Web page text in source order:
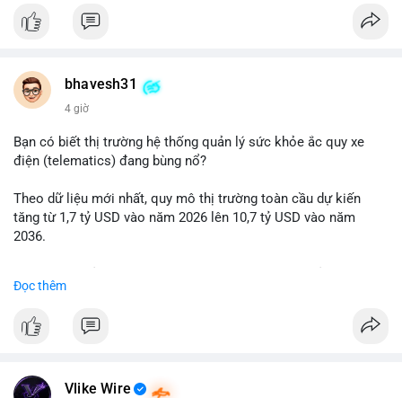
giá hơn 6.47 triệu USD, cho thấy dấu hiệu chuyển tiền quy mô
thanh khoản hoặc bán, hoặc chuyển sang ví lạnh nhằm tích lũy
dài hạn. Việc giao dịch chưa được xác nhận tạo tâm lý thận
cung ngắn hạn. Nếu BTC vào ví nóng sàn, khả năng cao là
động thái chốt lời; ngược lại, nếu vào ví mới không hoạt động,
Lời khuyên: Nhà đầu tư nhỏ lẻ nên quan sát thêm 2-4 giờ sau
khi giao dịch được xác nhận, tránh hành động theo cảm xúc.
ưu tiên quản trị rủi ro trong giai đoạn biến động mạnh.
#btcmempool65k
bhavesh31
4 giờ
Bạn có biết thị trường hệ thống quản lý sức khỏe ắc quy xe
điện (telematics) đang bùng nổ?
Theo dữ liệu mới nhất, quy mô thị trường toàn cầu dự kiến
tăng từ 1,7 tỷ USD vào năm 2026 lên 10,7 tỷ USD vào năm
2036.
hàng năm (CAGR) ấn tượng lên tới 20,2%.
Điều gì đang thúc đẩy sự tăng trưởng vượt bậc này? Hãy cùng
Đọc thêm
Vlike Wire